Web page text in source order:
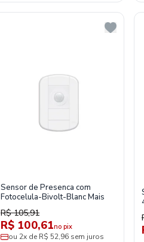
Sensor de Presenca com
Fotocelula-Bivolt-Blanc Mais
R$ 105,91
R$ 100,61no pix
ou 2x de R$ 52,96 sem juros